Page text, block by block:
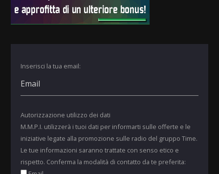
Inserisci la tua email:
Autorizzazione utilizzo dei dati
M.M.P.I. utilizzerà i tuoi dati per informarti sulle offerte e le
iniziative legate alla promozione sulle radio del gruppo Time.
Le tue informazioni saranno trattate con senso etico e
rispetto. Conferma la modalità di contatto da te preferita: